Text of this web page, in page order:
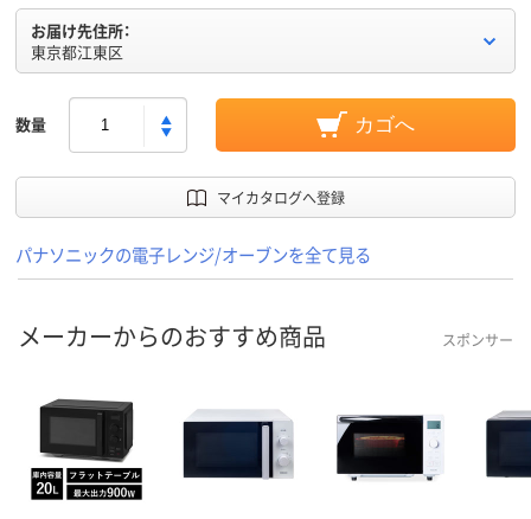
お届け先住所：
東京都江東区
数量 カゴへ
マイカタログへ登録
パナソニックの電子レンジ/オーブンを全て見る
メーカーからのおすすめ商品 スポンサー